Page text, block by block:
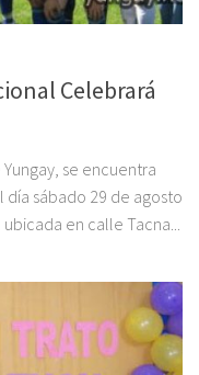
Celebrará
se encuentra
sábado 29 de agosto
en calle Tacna...